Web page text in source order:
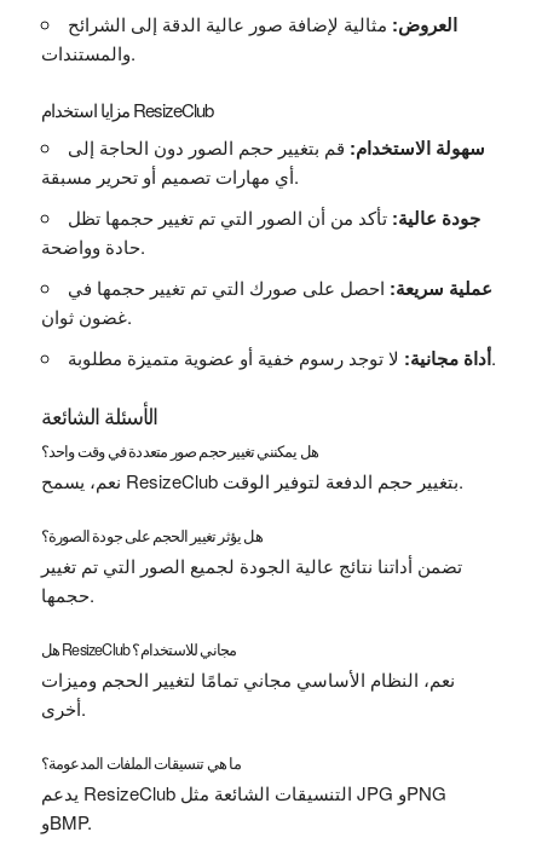
العروض: مثالية لإضافة صور عالية الدقة إلى الشرائح
والمستندات.
مزايا استخدام ResizeClub
سهولة الاستخدام: قم بتغيير حجم الصور دون الحاجة إلى
أي مهارات تصميم أو تحرير مسبقة.
جودة عالية:تأكد من أن الصور التي تم تغيير حجمها تظل
حادة وواضحة.
عملية سريعة: احصل على صورك التي تم تغيير حجمها في
غضون ثوان.
أداة مجانية:لا توجد رسوم خفية أو عضوية متميزة مطلوبة.
الأسئلة الشائعة
هل يمكنني تغيير حجم صور متعددة في وقت واحد؟
نعم، يسمح ResizeClub بتغيير حجم الدفعة لتوفير الوقت.
هل يؤثر تغيير الحجم على جودة الصورة؟
تضمن أداتنا نتائج عالية الجودة لجميع الصور التي تم تغيير
حجمها.
هل ResizeClub مجاني للاستخدام؟
نعم، النظام الأساسي مجاني تمامًا لتغيير الحجم وميزات
أخرى.
ما هي تنسيقات الملفات المدعومة؟
يدعم ResizeClub التنسيقات الشائعة مثل JPG وPNG
وBMP.